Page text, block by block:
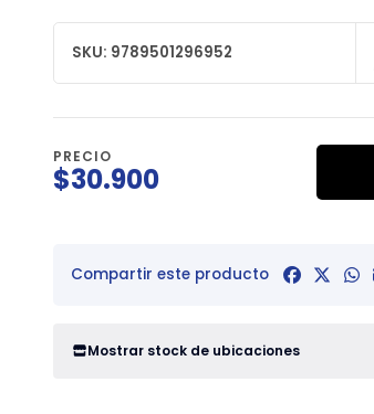
SKU: 9789501296952
PRECIO
$30.900
Compartir este producto
Mostrar stock de ubicaciones